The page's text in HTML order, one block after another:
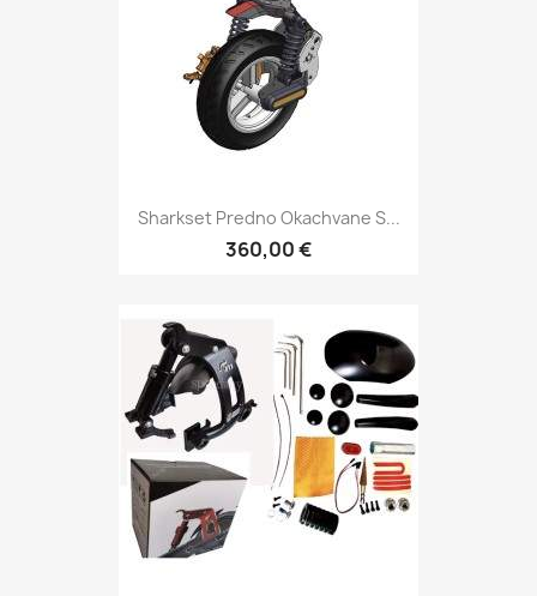
Sharkset Predno Okachvane S...
360,00 €